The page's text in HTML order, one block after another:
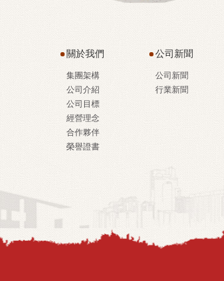
關於我們
集團架構
公司介紹
公司目標
經營理念
合作夥伴
榮譽證書
公司新聞
公司新聞
行業新聞